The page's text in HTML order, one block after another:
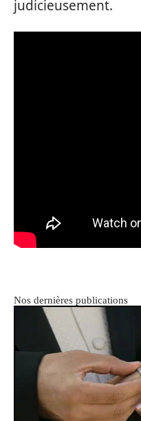
judicieusement.
Nos dernières publications